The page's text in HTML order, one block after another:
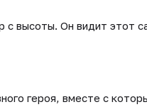
с высоты. Он видит этот
героя, вместе с